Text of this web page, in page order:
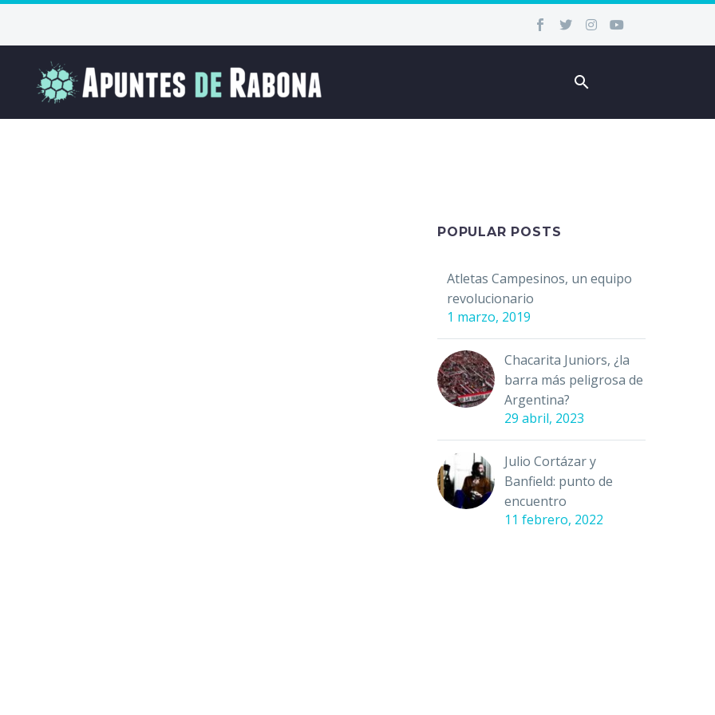
POPULAR POSTS
Atletas Campesinos, un equipo
revolucionario
1 marzo, 2019
Chacarita Juniors, ¿la
barra más peligrosa de
Argentina?
29 abril, 2023
Julio Cortázar y
Banfield: punto de
encuentro
11 febrero, 2022